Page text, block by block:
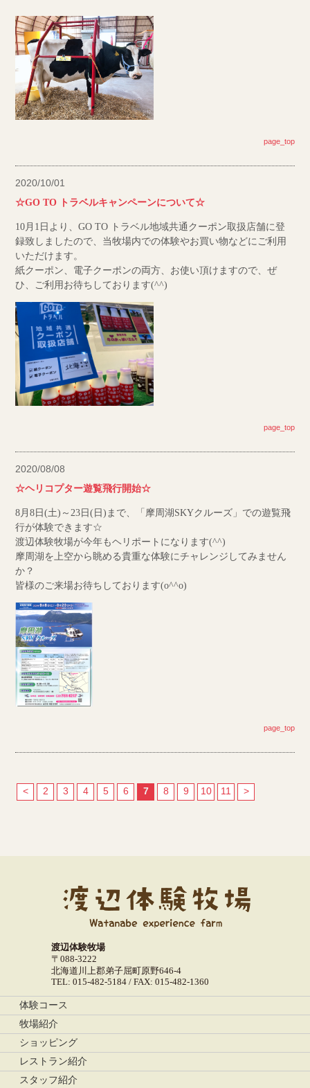
page_top
2020/10/01
☆GO TO トラベルキャンペーンについて☆
10月1日より、GO TO トラベル地域共通クーポン取扱店舗に登
録致しましたので、当牧場内での体験やお買い物などにご利用
いただけます。
紙クーポン、電子クーポンの両方、お使い頂けますので、ぜ
ひ、ご利用お待ちしております(^^)
page_top
2020/08/08
☆ヘリコプター遊覧飛行開始☆
8月8日(土)～23日(日)まで、「摩周湖SKYクルーズ」での遊覧飛
行が体験できます☆
渡辺体験牧場が今年もヘリポートになります(^^)
摩周湖を上空から眺める貴重な体験にチャレンジしてみません
か？
皆様のご来場お待ちしております(o^^o)
page_top
< 2 3 4 5 6 7 8 9 10 11 >
渡辺体験牧場
〒088-3222
北海道川上郡弟子屈町原野646-4
TEL: 015-482-5184 / FAX: 015-482-1360
体験コース
牧場紹介
ショッピング
レストラン紹介
スタッフ紹介